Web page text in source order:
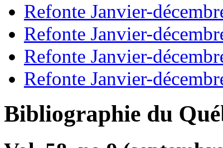
Refonte Janvier-
Refonte Janvier-
Refonte Janvier-
Refonte Janvier-
Bibliographie du